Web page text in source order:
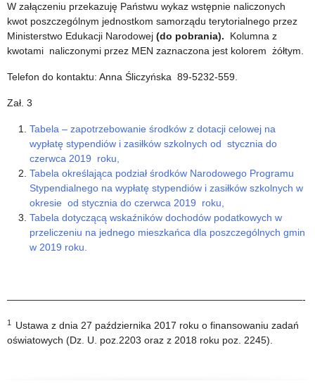
W załączeniu przekazuję Państwu wykaz wstępnie naliczonych
kwot poszczególnym jednostkom samorządu terytorialnego przez
Ministerstwo Edukacji Narodowej (do pobrania). Kolumna z
kwotami naliczonymi przez MEN zaznaczona jest kolorem żółtym.
Telefon do kontaktu: Anna Śliczyńska 89-5232-559.
Zał. 3
Tabela – zapotrzebowanie środków z dotacji celowej na
wypłatę stypendiów i zasiłków szkolnych od stycznia do
czerwca 2019 roku,
Tabela określająca podział środków Narodowego Programu
Stypendialnego na wypłatę stypendiów i zasiłków szkolnych w
okresie od stycznia do czerwca 2019 roku,
Tabela dotyczącą wskaźników dochodów podatkowych w
przeliczeniu na jednego mieszkańca dla poszczególnych gmin
w 2019 roku.
——————————————————————————————-
1 Ustawa z dnia 27 października 2017 roku o finansowaniu zadań
oświatowych (Dz. U. poz.2203 oraz z 2018 roku poz. 2245).